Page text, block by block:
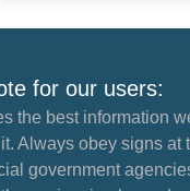
for our users:
the best information
Always obey signs at
government